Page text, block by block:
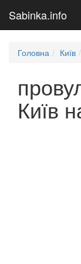
Sabinka.info
Головна Київ
Київ